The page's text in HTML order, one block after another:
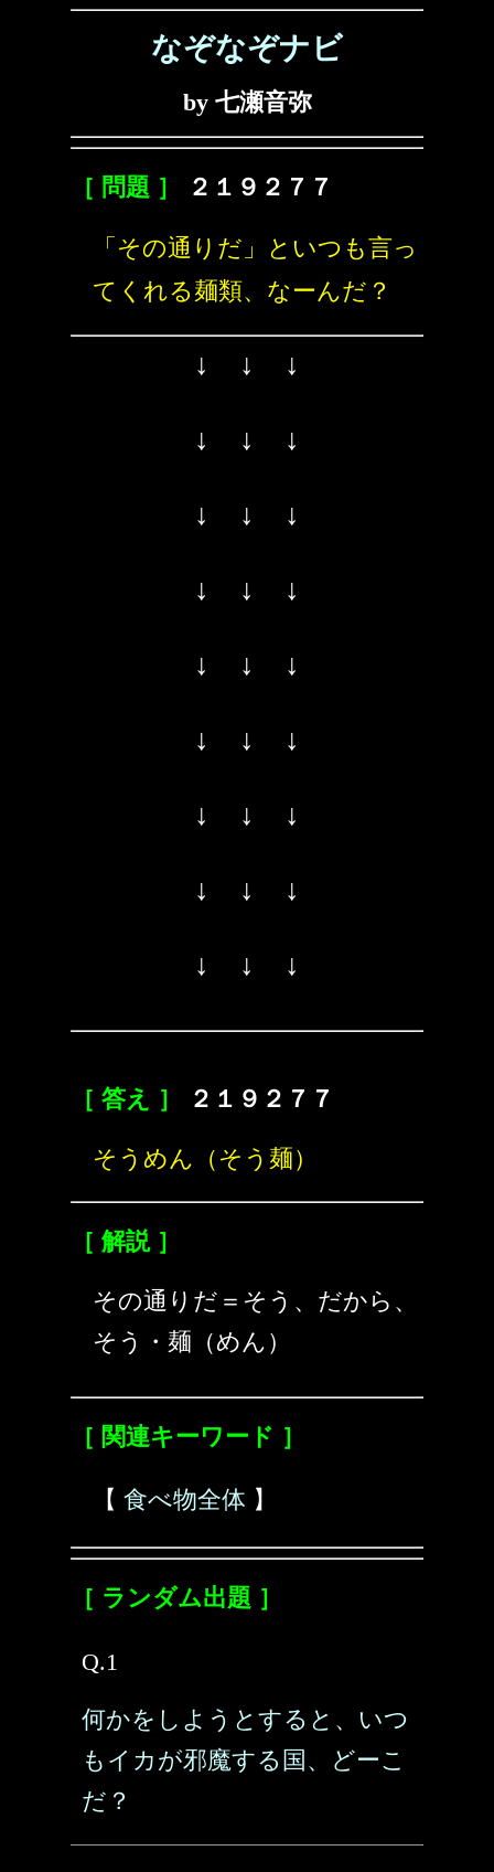
なぞなぞナビ
by 七瀬音弥
［ 問題 ］ ２１９２７７
「その通りだ」といつも言っ
てくれる麺類、なーんだ？
↓ ↓ ↓
↓ ↓ ↓
↓ ↓ ↓
↓ ↓ ↓
↓ ↓ ↓
↓ ↓ ↓
↓ ↓ ↓
↓ ↓ ↓
↓ ↓ ↓
［ 答え ］ ２１９２７７
そうめん（そう麺）
［ 解説 ］
その通りだ＝そう、だから、
そう・麺（めん）
［ 関連キーワード ］
【 食べ物全体 】
［ ランダム出題 ］
Q.1
何かをしようとすると、いつ
もイカが邪魔する国、どーこ
だ？